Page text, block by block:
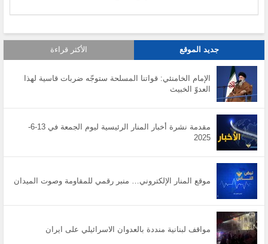
جديد الموقع الأكثر قراءة
الإمام الخامنئي: قواتنا المسلحة ستوجّه ضربات قاسية لهذا
العدوّ الخبيث
مقدمة نشرة أخبار المنار الرئيسية ليوم الجمعة في 13-6-
2025
موقع المنار الإلكتروني… منبر رقمي للمقاومة وصوت الميدان
مواقف لبنانية منددة بالعدوان الاسرائيلي على ايران